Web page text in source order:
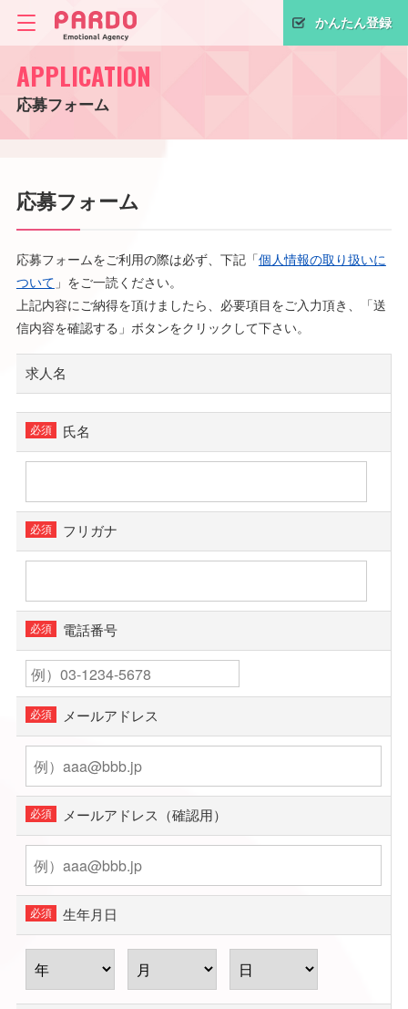
かんたん登録
APPLICATION
応募フォーム
応募フォーム
応募フォームをご利用の際は必ず、下記「個人情報の取り扱いに
ついて 」をご一読ください。
上記内容にご納得を頂けましたら、必要項目をご入力頂き、「送
信内容を確認する」ボタンをクリックして下さい。
求人名
氏名
フリガナ
電話番号
メールアドレス
メールアドレス（確認用）
生年月日